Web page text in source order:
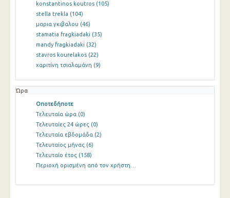
konstantinos koutros (105)
stella trekla (104)
μαρια γκιβαλου (46)
stamatia fragkiadaki (35)
mandy fragkiadaki (32)
stavros kourelakos (22)
χαριτίνη τσιαλαμάνη (9)
Ώρα
Οποτεδήποτε
Τελευταία ώρα (0)
Τελευταίες 24 ώρες (0)
Τελευταία εβδομάδα (2)
Τελευταίος μήνας (6)
Τελευταίο έτος (158)
Περιοχή ορισμένη από τον χρήστη…